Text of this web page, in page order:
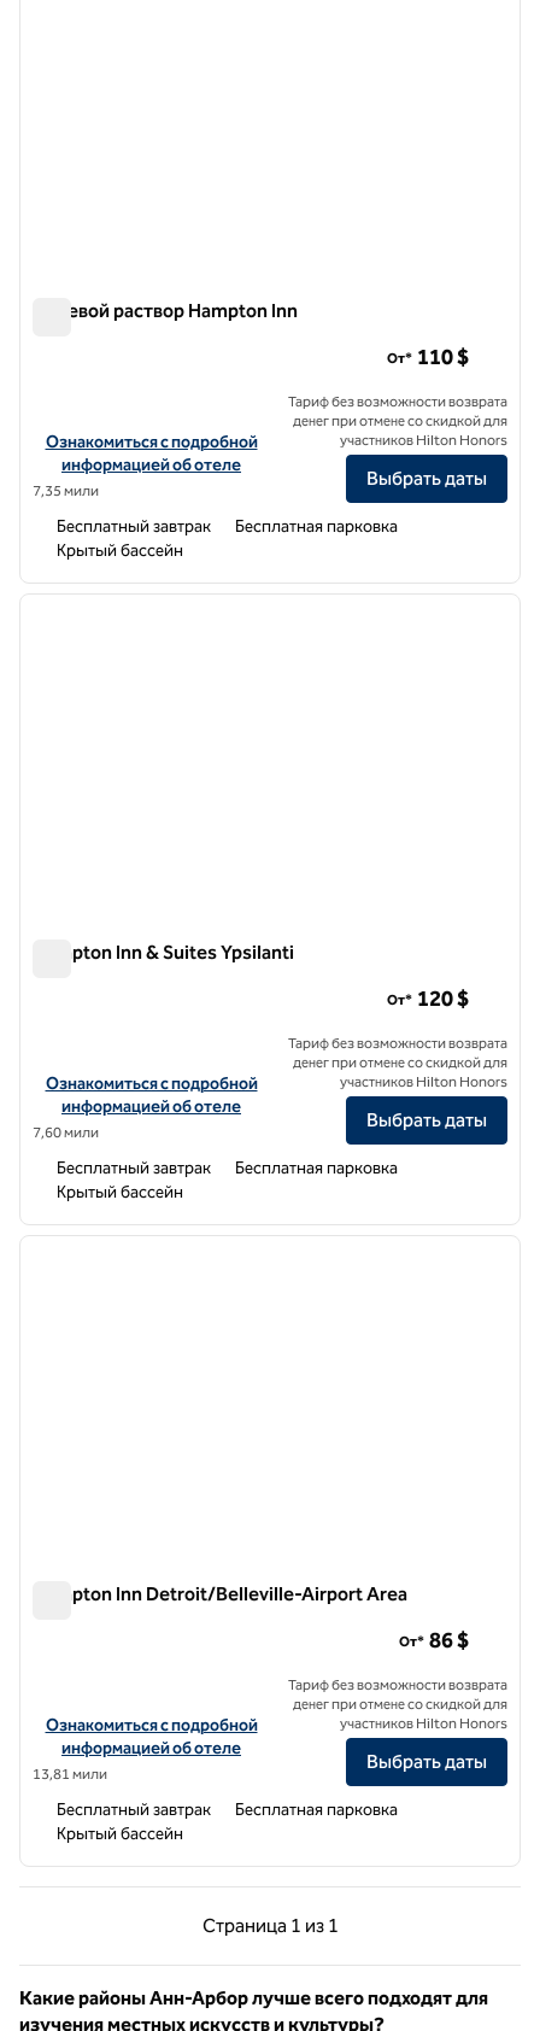
Солевой раствор Hampton Inn
Посмотреть информацию об отеле Hampton Inn Saline
Ознакомиться с подробной
информацией об отеле
7,35 мили
От* 110 $
Тариф без возможности возврата
денег при отмене со скидкой для
участников Hilton Honors
Выбрать даты
Бесплатный завтрак
Бесплатная парковка
Крытый бассейн
1 из 12
Hampton Inn & Suites Ypsilanti
Посмотреть информацию об отеле Hampton Inn & Suites
Ознакомиться с подробной
информацией об отеле
7,60 мили
От* 120 $
Тариф без возможности возврата
денег при отмене со скидкой для
участников Hilton Honors
Выбрать даты
Бесплатный завтрак
Бесплатная парковка
Крытый бассейн
1 из 12
Hampton Inn Detroit/Belleville-Airport Area
Посмотреть информацию об отеле Hampton Inn Detroit/
Ознакомиться с подробной
информацией об отеле
13,81 мили
От* 86 $
Тариф без возможности возврата
денег при отмене со скидкой для
участников Hilton Honors
Выбрать даты
Бесплатный завтрак
Бесплатная парковка
Крытый бассейн
Страница 1 из 1
Предыдущая страница, 1 из 1
Страница 1 из 1
Какие районы Анн-Арбор лучше всего подходят для
изучения местных искусств и культуры?